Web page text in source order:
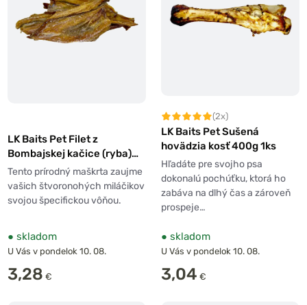
LK Baits Pet Filet z
Bombajskej kačice (ryba)
100g
Tento prírodný maškrta zaujme
vašich štvoronohých miláčikov
svojou špecifickou vôňou.
● skladom
U Vás v pondelok 10. 08.
3,28 €
(2x)
LK Baits Pet Sušená
hovädzia kosť 400g 1ks
Hľadáte pre svojho psa
dokonalú pochúťku, ktorá ho
zabáva na dlhý čas a zároveň
prospeje…
● skladom
U Vás v pondelok 10. 08.
3,04 €